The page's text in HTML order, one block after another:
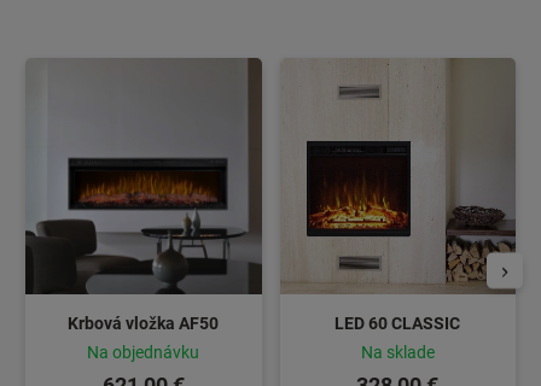
Krbová vložka AF50
Na objednávku
LED 60 CLASSIC
Na sklade